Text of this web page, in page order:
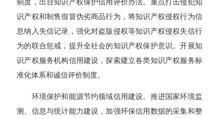
识产权和制售假冒伪劣商品行为，将知识产权侵权行为信
息纳入失信记录，强化对盗版侵权等知识产权侵权失信行
为的联合惩戒，提升全社会的知识产权保护意识。开展知
识产权服务机构信用建设，探索建立各类知识产权服务标
准化体系和诚信评价制度。
环境保护和能源节约领域信用建设。推进国家环境监
测、信息与统计能力建设，加强环保信用数据的采集和整